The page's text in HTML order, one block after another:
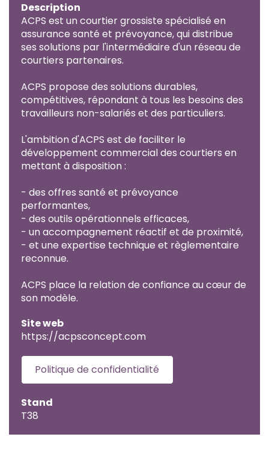
Description
ACPS est un courtier grossiste spécialisé en
assurance santé et prévoyance, qui distribue
ses solutions par l'intermédiaire d'un réseau de
courtiers partenaires.
ACPS propose des solutions durables,
compétitives, répondant à tous les besoins des
travailleurs non-salariés et des particuliers.
L'ambition d'ACPS est de faciliter le
développement commercial des courtiers en
mettant à disposition :
- des offres santé et prévoyance
performantes,
- des outils opérationnels efficaces,
- un accompagnement réactif et de proximité,
- et une expertise technique et règlementaire
reconnue.
ACPS place la relation de confiance au cœur de
son modèle.
Site web
https://acpsconcept.com
Politique de confidentialité
Stand
T38